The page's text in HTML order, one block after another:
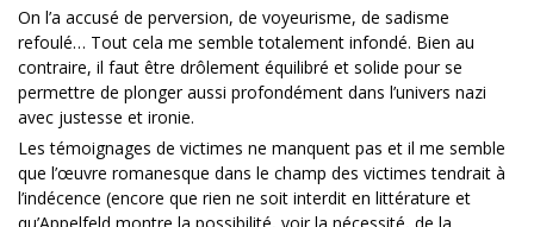
On l’a accusé de perversion, de voyeurisme, de sadisme
refoulé… Tout cela me semble totalement infondé. Bien au
contraire, il faut être drôlement équilibré et solide pour se
permettre de plonger aussi profondément dans l’univers nazi
avec justesse et ironie.
Les témoignages de victimes ne manquent pas et il me semble
que l’œuvre romanesque dans le champ des victimes tendrait à
l’indécence (encore que rien ne soit interdit en littérature et